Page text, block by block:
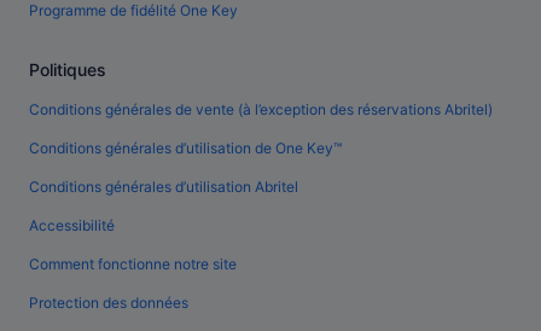
Programme de fidélité One Key
Politiques
Conditions générales de vente (à l’exception des réservations Abritel)
Conditions générales d’utilisation de One Key™
Conditions générales d’utilisation Abritel
Accessibilité
Comment fonctionne notre site
Protection des données